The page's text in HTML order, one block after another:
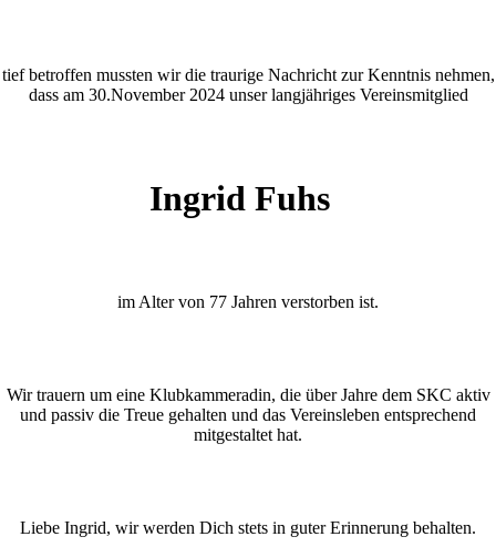
tief betroffen mussten wir die traurige Nachricht zur Kenntnis nehmen,
dass am 30.November 2024 unser langjähriges Vereinsmitglied
Ingrid Fuhs
im Alter von 77 Jahren verstorben ist.
Wir trauern um eine Klubkammeradin, die über Jahre dem SKC aktiv
und passiv die Treue gehalten und das Vereinsleben entsprechend
mitgestaltet hat.
Liebe Ingrid, wir werden Dich stets in guter Erinnerung behalten.